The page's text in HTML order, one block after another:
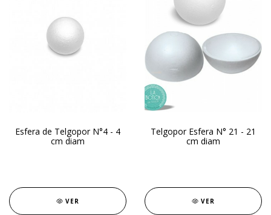
Esfera de Telgopor N°4 - 4
cm diam
VER
Telgopor Esfera N° 21 - 21
cm diam
VER